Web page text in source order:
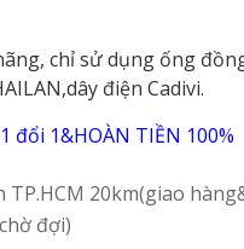
chỉ sử dụng ống
điện Cadivi.
đổi 1&HOÀN TIỀN 100%
20km(giao
đợi)